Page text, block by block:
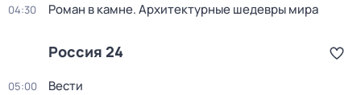
04:30 Роман в камне. Архитектурные шедевры мира
Россия 24
05:00 Вести